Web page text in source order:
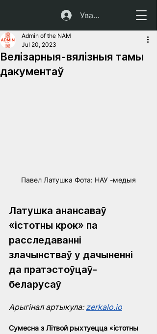
Увайсці
Велізарныя-вялізныя тамы
дакументаў
Admin of the NAM
Jul 20, 2023
Павел Латушка Фота: НАУ -медыя
Латушка анансаваў
«істотны крок» па
расследаванні
злачынстваў у дачыненні
да пратэстоўцаў-
беларусаў
Арыгінал артыкула: zerkalo.io
Сумесна з Літвой рыхтуецца «істотны